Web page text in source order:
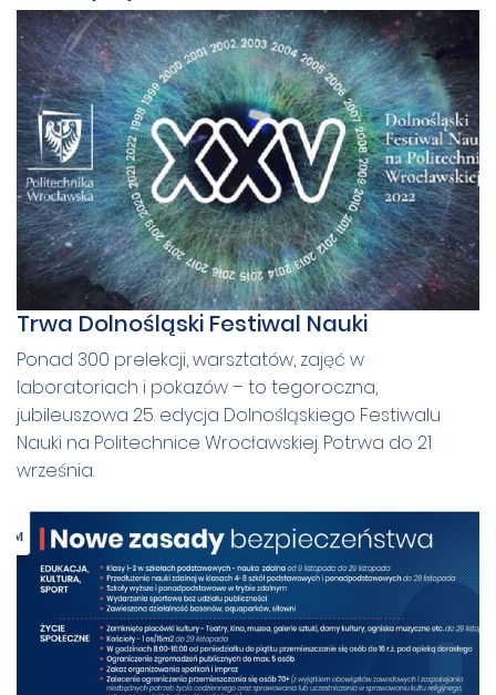
Trwa Dolnośląski Festiwal Nauki
Ponad 300 prelekcji, warsztatów, zajęć w
laboratoriach i pokazów – to tegoroczna,
jubileuszowa 25. edycja Dolnośląskiego Festiwalu
Nauki na Politechnice Wrocławskiej. Potrwa do 21
września.